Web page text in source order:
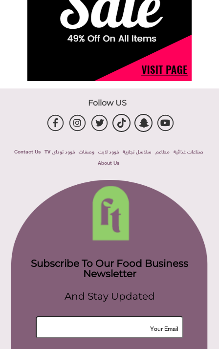
Follow US
صناعات غذائية مطاعم سلاسل تجارية فوود لايت وصفات فوود توداى TV
Contact Us
About Us
Subscribe To Our Food Business
Newsletter
And Stay Updated